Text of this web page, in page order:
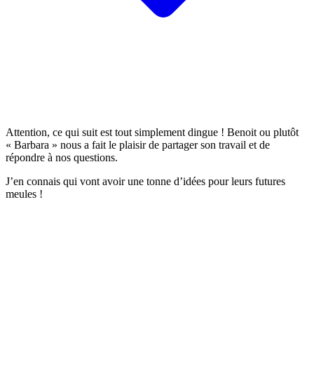
Attention, ce qui suit est tout simplement dingue ! Benoit ou plutôt
« Barbara » nous a fait le plaisir de partager son travail et de
répondre à nos questions.
J’en connais qui vont avoir une tonne d’idées pour leurs futures
meules !